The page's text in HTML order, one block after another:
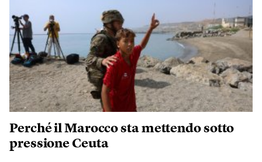
Perché il Marocco sta mettendo sotto
pressione Ceuta